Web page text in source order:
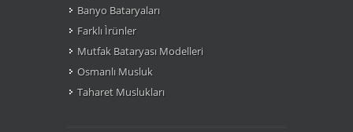
Banyo Bataryaları
Farklı Ìrünler
Mutfak Bataryası Modelleri
Osmanlı Musluk
Taharet Muslukları